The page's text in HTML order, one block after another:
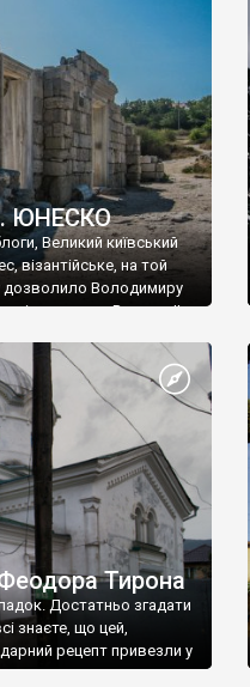
з фондів об’єкту
Таврійського».
але експерти та
[…]
ЮНЕСКО
Великий київський
візантійське, на той
дозволило Володимиру
імператору Василю ІІ,
Василем-
Русі. На честь
[…]
Тирона
Достатньо згадати
знаєте, що цей,
рецепт привезли у